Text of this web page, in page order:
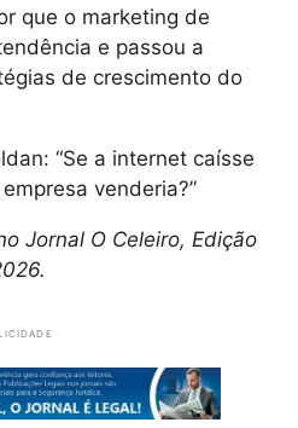
que o marketing de
e passou a
de crescimento do
“Se a internet caísse
venderia?”
Jornal O Celeiro, Edição